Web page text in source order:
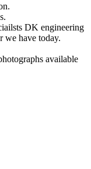
DK engineering
we have today.
available